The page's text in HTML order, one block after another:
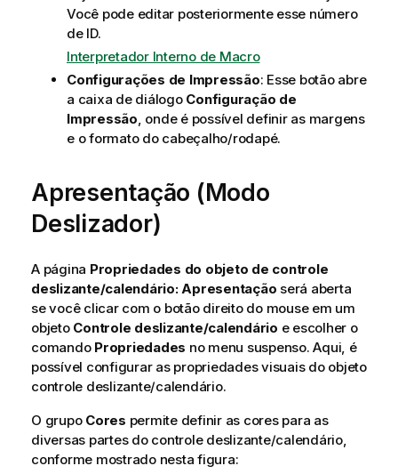
Você pode editar posteriormente esse número
de ID.
Interpretador Interno de Macro
Configurações de Impressão: Esse botão abre
a caixa de diálogo Configuração de
Impressão, onde é possível definir as margens
e o formato do cabeçalho/rodapé.
Apresentação (Modo
Deslizador)
A página Propriedades do objeto de controle
deslizante/calendário: Apresentação será aberta
se você clicar com o botão direito do mouse em um
objeto Controle deslizante/calendário e escolher o
comando Propriedades no menu suspenso. Aqui, é
possível configurar as propriedades visuais do objeto
controle deslizante/calendário.
O grupo Cores permite definir as cores para as
diversas partes do controle deslizante/calendário,
conforme mostrado nesta figura: